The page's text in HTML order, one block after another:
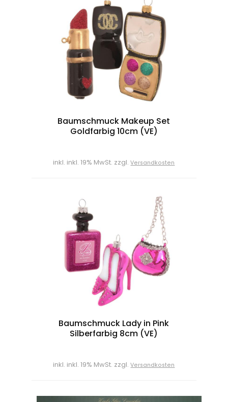
Baumschmuck Makeup Set
Goldfarbig 10cm (VE)
inkl. inkl. 19% MwSt. zzgl.Versandkosten
Baumschmuck Lady in Pink
Silberfarbig 8cm (VE)
inkl. inkl. 19% MwSt. zzgl.Versandkosten